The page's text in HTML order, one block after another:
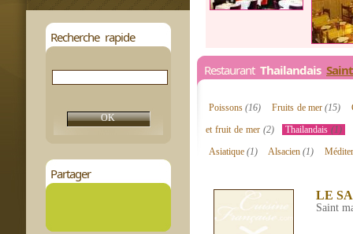
Recherche rapide
Partager
Restaurant Thailandais
Poissons(16) Fruits de mer(15)
et fruit de mer (2) Thailandais (1)
Asiatique (1) Alsacien(1)
LE
Saint